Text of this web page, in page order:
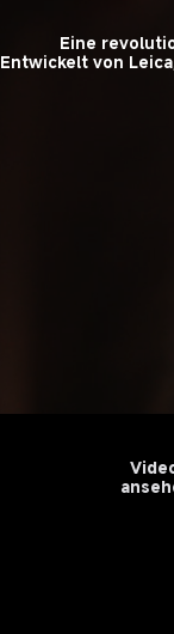
Eine
Entwickelt von